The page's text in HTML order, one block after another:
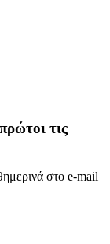
τις
στο e-mail